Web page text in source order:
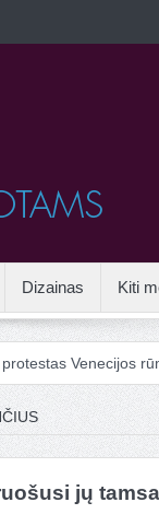
Dizainas Kiti
Venecijos rūmuose
jų tamsa